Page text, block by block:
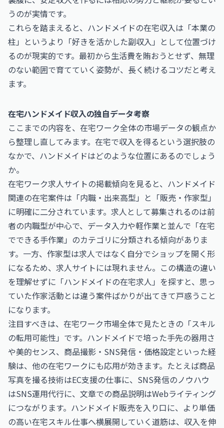
うのが実情です。
これらを踏まえると、ハンドメイドの在宅収入は「本業の
柱」というより「好きを活かした副収入」として位置づけ
るのが現実的です。最初から生活費を賄おうとせず、無理
のない範囲で育てていく姿勢が、長く続けるコツだと考え
ます。
在宅ハンドメイド収入の独自データ考察
ここまでの内容を、在宅ワーク全体の市場データの観点か
ら整理し直してみます。在宅で収入を得るという選択肢の
なかで、ハンドメイドはどのような位置にあるのでしょう
か。
在宅ワーク求人サイトの掲載傾向を見ると、ハンドメイド
関連の在宅案件は「内職・出来高型」と「販売・作家型」
に明確に二分されています。求人として募集されるのは前
者の内職型が中心で、データ入力や軽作業と並んで「在宅
でできる手作業」のカテゴリに分類される傾向がありま
す。一方、作家型は求人ではなく自分でショップを開く形
になるため、求人サイトには現れません。この構造の違い
を理解せずに「ハンドメイドの在宅求人」を探すと、思っ
ていた作家活動とは違う案件ばかりが出てきて戸惑うこと
になります。
注目すべきは、在宅ワーク市場全体で見たときの「スキル
の転用可能性」です。ハンドメイドで培った手先の器用さ
や美的センス、商品撮影・SNS発信・価格設定といった経
験は、他の在宅ワークにも応用が効きます。たとえば商品
写真を撮る技術はEC支援の仕事に、SNS発信のノウハウ
はSNS運用代行に、文章での商品説明はWebライティング
につながります。ハンドメイド販売を入り口に、より単価
の高い在宅スキル仕事へ横展開していく道筋は、収入を伸